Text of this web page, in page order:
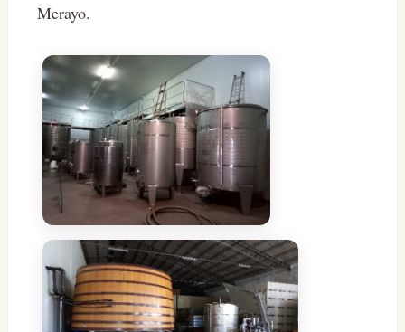
Merayo.